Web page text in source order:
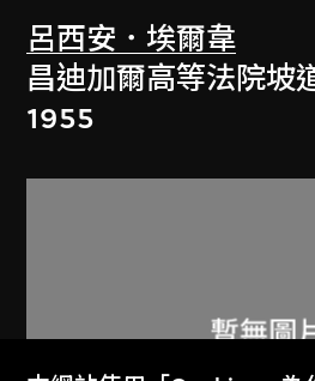
呂西安．埃爾韋
昌迪加爾高等法院坡
1955